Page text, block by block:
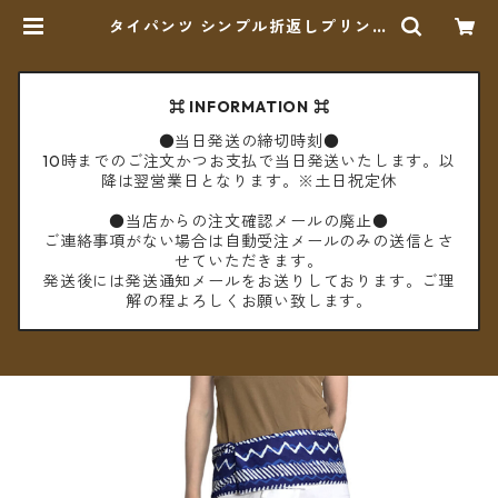
タイパンツ シンプル折返しプリント
⌘ INFORMATION ⌘
●当日発送の締切時刻●
10時までのご注文かつお支払で当日発送いたします。以
降は翌営業日となります。※土日祝定休
●当店からの注文確認メールの廃止●
ご連絡事項がない場合は自動受注メールのみの送信とさ
せていただきます。
発送後には発送通知メールをお送りしております。ご理
解の程よろしくお願い致します。